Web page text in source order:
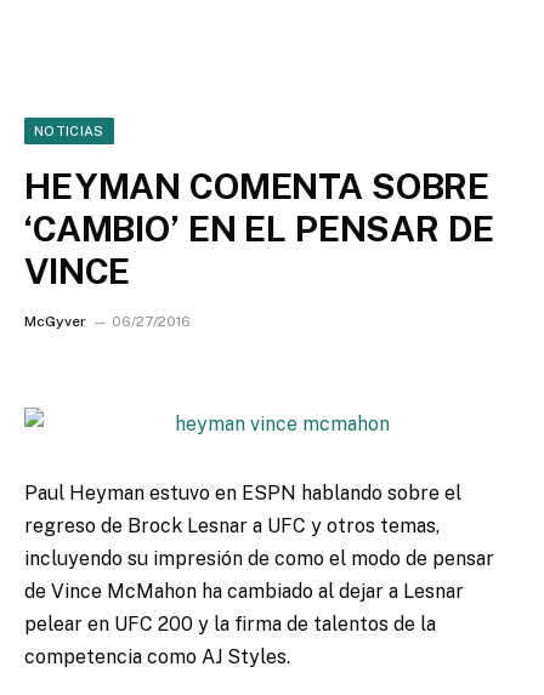
NOTICIAS
HEYMAN COMENTA SOBRE
‘CAMBIO’ EN EL PENSAR DE
VINCE
McGyver 06/27/2016
Paul Heyman estuvo en ESPN hablando sobre el
regreso de Brock Lesnar a UFC y otros temas,
incluyendo su impresión de como el modo de pensar
de Vince McMahon ha cambiado al dejar a Lesnar
pelear en UFC 200 y la firma de talentos de la
competencia como AJ Styles.